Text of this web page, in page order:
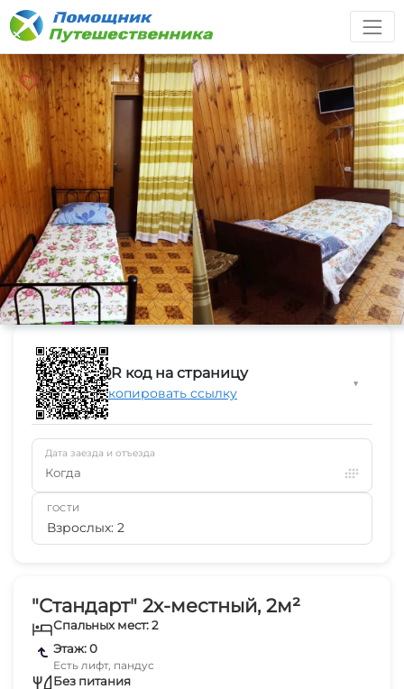
"Стандарт" 2х-местный, 2м²
Спальных мест: 2
Этаж: 0
Есть лифт, пандус
Без питания
QR код на страницу
Скопировать ссылку
▼
Дата заезда и отъезда
Когда
ГОСТИ
Взрослых: 2